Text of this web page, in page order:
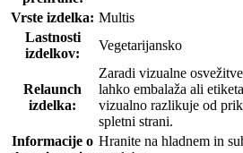
Vrste izdelka: Multis
Lastnosti
izdelkov:
Vegetarijansko
Relaunch
izdelka:
Zaradi vizualne
lahko embalaža ali
vizualno razlikuje od
spletni strani.
Informacije o Hranite na hladnem in